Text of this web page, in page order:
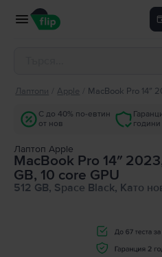
Лаптопи Apple MacBook Pro 14″
С до 40% по-евтин
от нов
години
Лаптоп Apple
MacBook Pro 14″
GB, 10 core GPU
512 GB, Space Black, Като